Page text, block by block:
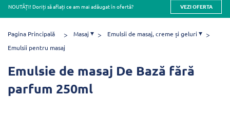
NOUTĂȚI! Doriți să aflați ce am mai adăugat în ofertă? VEZI OFERTA
Pagina Principală Masaj
Emulsii de masaj, creme și geluri
Emulsii pentru masaj
Emulsie de masaj De Bază fără
parfum 250ml